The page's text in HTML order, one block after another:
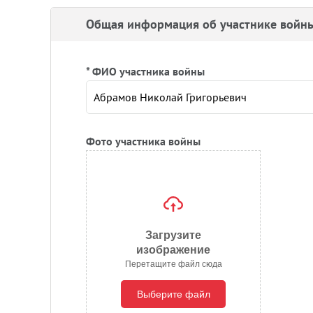
Общая информация об участнике
* ФИО участника войны
Фото участника войны
Загрузите
изображение
Перетащите файл сюда